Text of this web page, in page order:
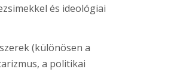
és ideológiai
(különösen a
a politikai